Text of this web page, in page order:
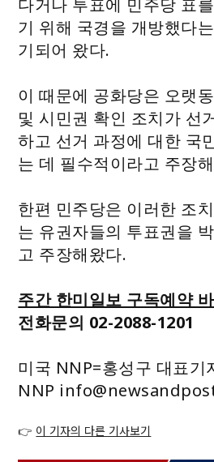
다거나 투표에 민주당 표
기 위해 국경을 개방했다
기되어 왔다.
이 때문에 공화당은 오랫
및 시민권 확인 조치가 선
하고 선거 과정에 대한 국
는 데 필수적이라고 주장
한편 민주당은 이러한 조
는 유권자들의 투표권을
고 주장해왔다.
주간 한미일보 구독예약
전화문의 02-2088-1201
미국 NNP=홍성구 대표기
NNP
👉 이 기자의 다른 기사보기